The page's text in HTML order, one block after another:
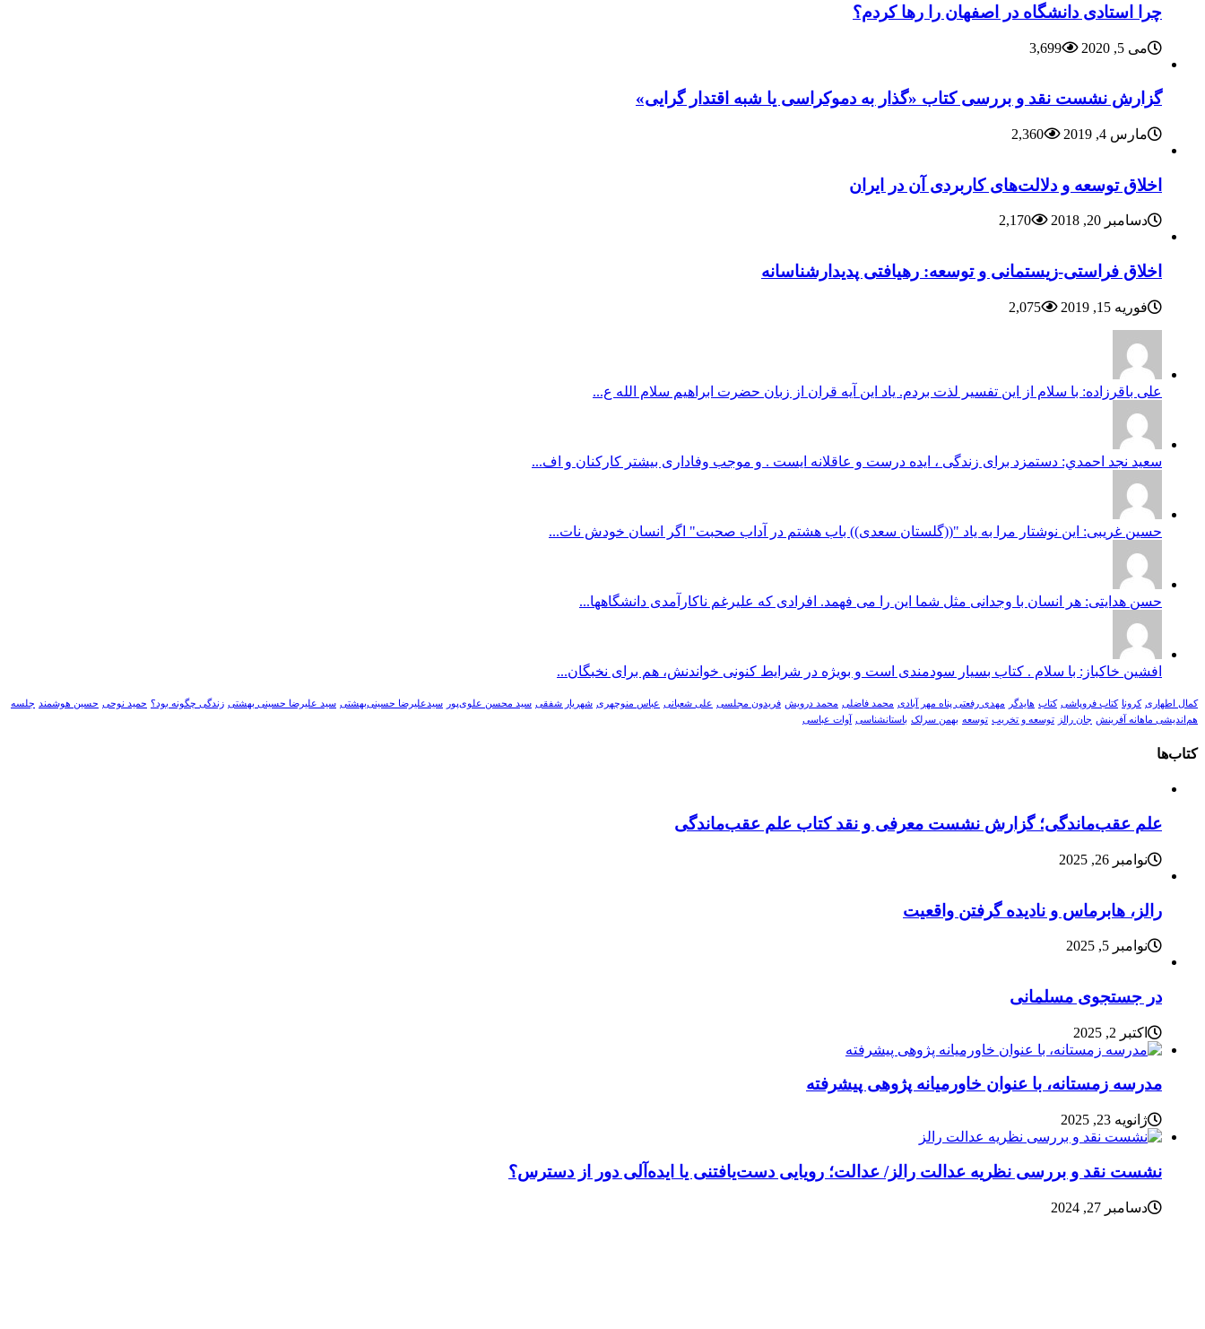
چرا استادی دانشگاه در اصفهان را رها کردم؟
می 5, 2020 3,699
گزارش نشست نقد و بررسی کتاب «گذار به دموکراسی یا شبه اقتدار گرایی»
مارس 4, 2019 2,360
اخلاق توسعه و دلالت‌های کاربردی آن در ایران
دسامبر 20, 2018 2,170
اخلاق فراستی-زیستمانی و توسعه: رهیافتی پدیدارشناسانه
فوریه 15, 2019 2,075
علی باقرزاده: با سلام از این تفسیر لذت بردم. یاد این آیه قران از زبان حضرت ابراهیم سلام الله ع...
سعيد نجد احمدي: دستمزد برای زندگی ، ایده درست و عاقلانه ایست . و موجب وفاداری بیشتر کارکنان و اف...
حسین غریبی: این نوشتار مرا به یاد "((گلستان سعدی)) باب هشتم در آداب صحبت" اگر انسان خودش نات...
حسن هدایتی: هر انسان با وجدانی مثل شما این را می فهمد. افرادی که علیرغم ناکارآمدی دانشگاهها...
افشین خاکباز: با سلام . کتاب بسیار سودمندی است و بویژه در شرایط کنونی خواندنش، هم برای نخبگان...
کمال اطهاری کرونا کتاب فروپاشی کتاب هایدگر مهدی رفعتی پناه مهر آبادی محمد فاضلی محمد درویش فریدون مجلسی علی شعبانی عباس منوچهری شهریار شفقی سید محسن علوی‌پور سیدعلیرضا حسینی‌بهشتی سید علیرضا حسینی بهشتی زندگی چگونه بود؟ حمید نوحی حسین هوشمند
جلسه
هم‌اندیشی ماهانه آفرینش جان رالز توسعه و تخریب توسعه بهمن سرلک باستانشناسی آوات عباسی
کتاب‌ها
علم عقب‌ماندگی؛ گزارش نشست معرفی و نقد کتاب علم عقب‌ماندگی
نوامبر 26, 2025
رالز، هابرماس و نادیده گرفتن واقعیت
نوامبر 5, 2025
در جستجوی مسلمانی
اکتبر 2, 2025
مدرسه زمستانه، با عنوان خاورمیانه پژوهی پیشرفته
ژانویه 23, 2025
نشست نقد و بررسی نظریه عدالت رالز/ عدالت؛ رویایی دست‌یافتنی یا ایده‌آلی دور از دسترس؟
دسامبر 27, 2024